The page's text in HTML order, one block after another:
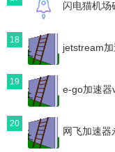
闪电猫机场
18
jetstream
19
e-go加速器
20
网飞加速器